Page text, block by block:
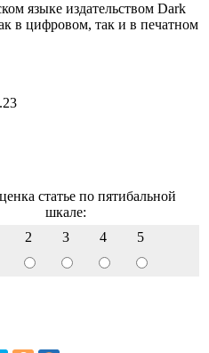
языке издательством Dark
в цифровом, так и в печатном
статье по пятибальной
шкале:
2 3 4 5